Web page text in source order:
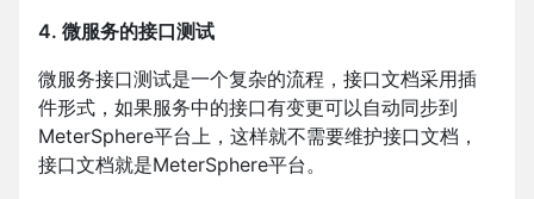
4. 微服务的接口测试
微服务接口测试是一个复杂的流程，接口文档采用插
件形式，如果服务中的接口有变更可以自动同步到
MeterSphere平台上，这样就不需要维护接口文档，
接口文档就是MeterSphere平台。